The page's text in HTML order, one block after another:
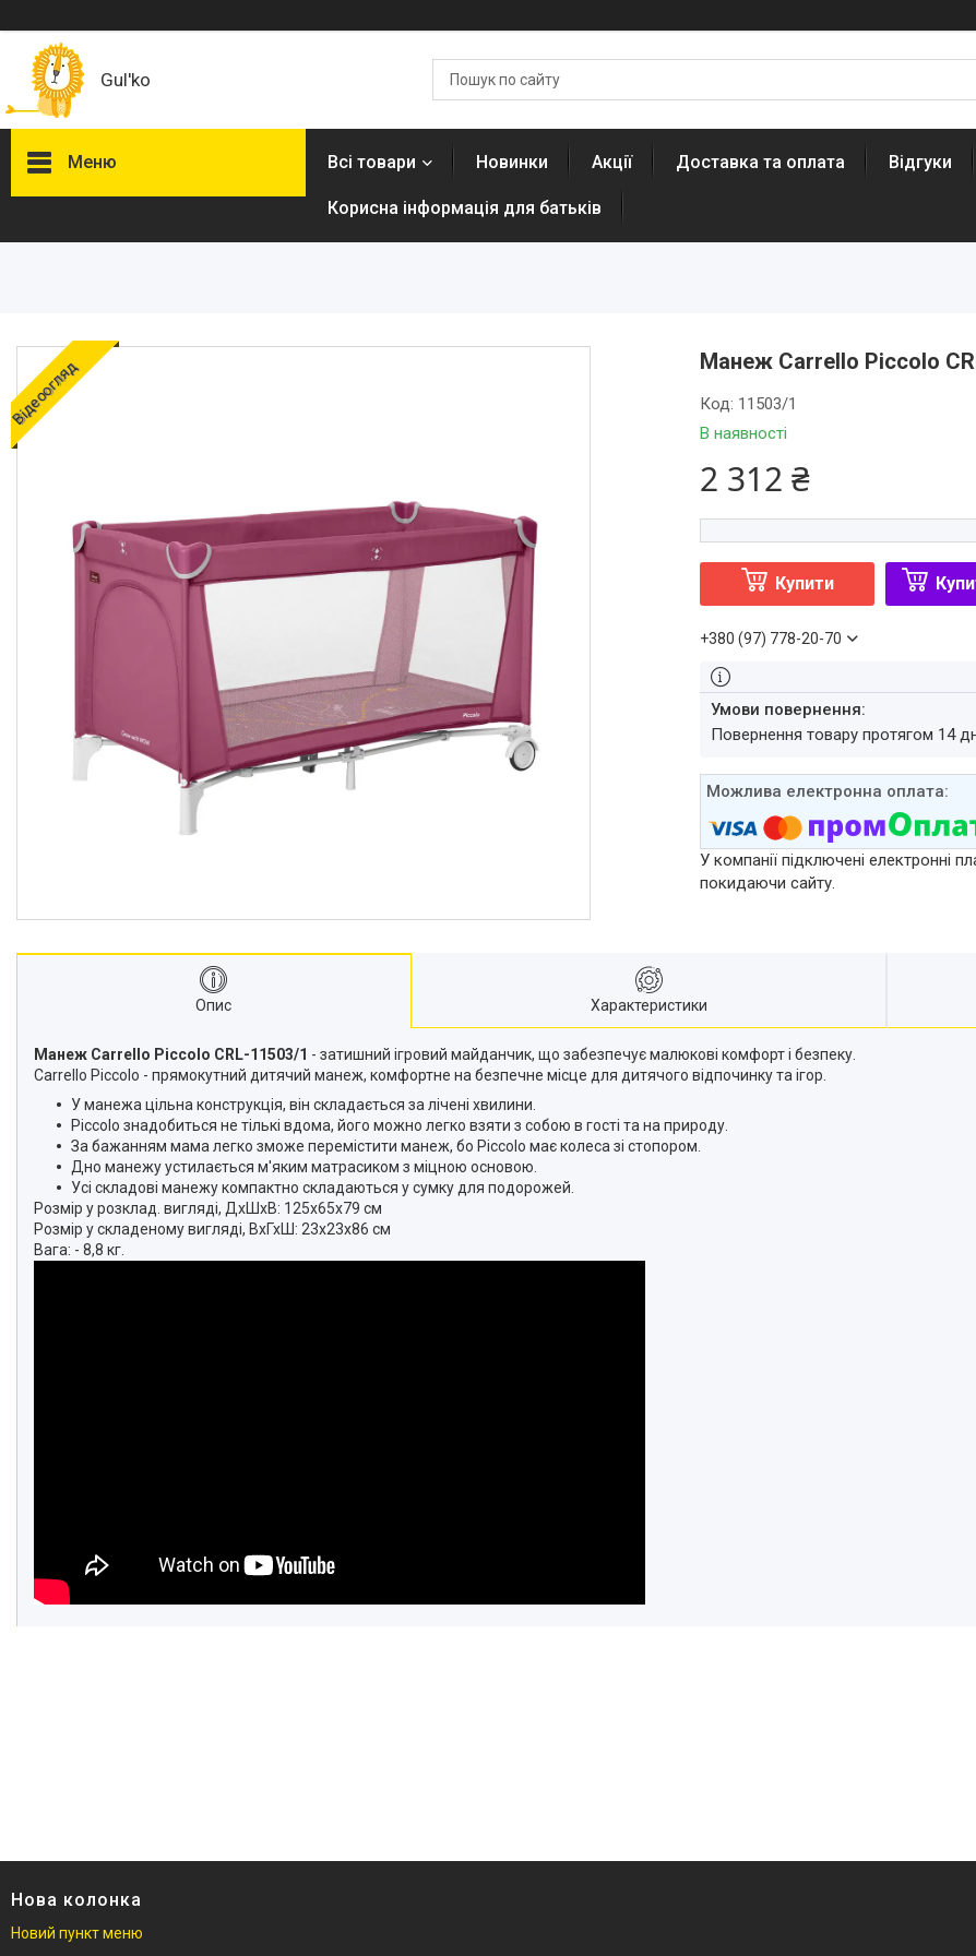
Gul'ko
Меню
ТОП товарів Пакунок Малюка
Підбірка товарів для малюка
Дитячий транспорт
Іграшки
Засоби особистої гігієни
Дитяче харчування
Басейни каркасні
Надувна продукція для дітей
Всі товари Новинки Акції Доставка та оплата Відгуки
Корисна інформація для батьків
Відеоогляд Манеж Carrello Piccolo
В наявності
Код: 11503/1
2 312 ₴
Купити
+380 (97) 778-20-70
повернення товару протягом 14
У компанії підключені електронні
покидаючи сайту.
Опис Характеристики
Манеж Carrello Piccolo CRL-11503/1 - затишний ігровий майданчик, що забезпечує малюкові комфорт і безпеку.
Carrello Piccolo - прямокутний дитячий манеж, комфортне на безпечне місце для дитячого відпочинку та ігор.
У манежа цільна конструкція, він складається за лічені хвилини.
Piccolo знадобиться не тількі вдома, його можно легко взяти з собою в гості та на природу.
За бажанням мама легко зможе перемістити манеж, бо Piccolo має колеса зі стопором.
Дно манежу устилається м'яким матрасиком з міцною основою.
Усі складові манежу компактно складаються у сумку для подорожей.
Розмір у розклад. вигляді, ДхШхВ: 125х65х79 см
Розмір у складеному вигляді, ВхГхШ: 23х23х86 см
Вага: - 8,8 кг.
Нова колонка
Новий пункт меню